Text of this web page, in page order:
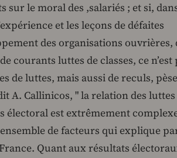
sur le moral des ,salariés ; et si,
et les leçons de défaites
des organisations ouvrières,
courants luttes de classes, ce n’est
de luttes, mais aussi de reculs,
A. Callinicos, " la relation des luttes
électoral est extrêmement
de facteurs qui explique
Quant aux résultats